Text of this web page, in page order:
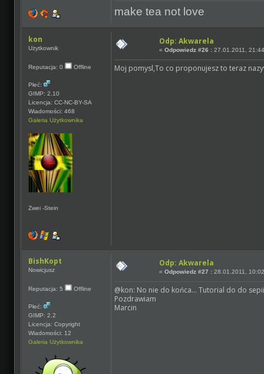
make tea not love
kon
Użytkownik
Reputacja: 0 Offline
Płeć:
GIMP: 2.10
Licencja: CC-NC-BY-SA
Wiadomości: 468
Galeria Użytkownika
Zwei -Stein
Odp: Akwarela
«Odpowiedz #26 : 27.01.2011,
Moj pomysl,To co proponujesz to teraz
BishKopt
Nowicjusz
Reputacja: 5 Offline
Płeć:
GIMP: 2.2
Licencja: Copyright
Wiadomości: 12
Galeria Użytkownika
Odp: Akwarela
«Odpowiedz #27 : 28.01.2011,
@kon: No nie do końca... Tutorial do do
Pozdrawiam
Marcin